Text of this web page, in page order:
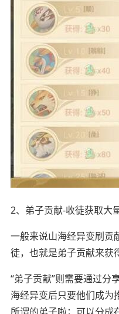
2、弟子贡献-收徒获取大
一般来说山海经异变刷贡
徒，也就是弟子贡献来获
“弟子贡献”则需要通过分
海经异变后只要他们成为